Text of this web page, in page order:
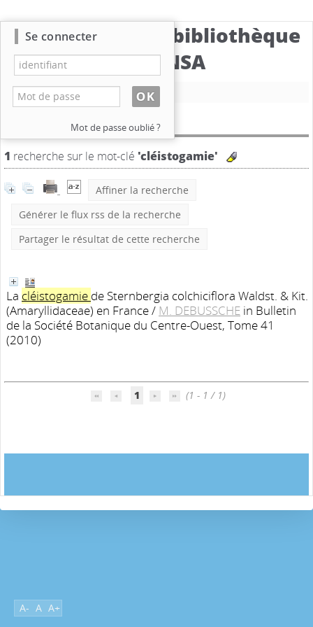
Catalogue de la bibliothèque
du CBNSA
Nouvelle recherche
Résultat de la recherche
1 recherche sur le mot-clé 'cléistogamie'
Affiner la recherche
Générer le flux rss de la recherche
Partager le résultat de cette recherche
La cléistogamie de Sternbergia colchiciflora Waldst. & Kit.
(Amaryllidaceae) en France/ M. DEBUSSCHE in Bulletin
de la Société Botanique du Centre-Ouest, Tome 41
(2010)
1 (1 - 1 / 1)
A- A A+
Se connecter
Mot de passe oublié ?